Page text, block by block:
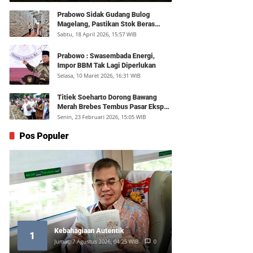
Prabowo Sidak Gudang Bulog
Magelang, Pastikan Stok Beras
Aman dan Distribusi Lancar
Sabtu, 18 April 2026, 15:57 WIB
Prabowo : Swasembada Energi,
Impor BBM Tak Lagi Diperlukan
Selasa, 10 Maret 2026, 16:31 WIB
Titiek Soeharto Dorong Bawang
Merah Brebes Tembus Pasar Ekspor,
Petani Bisa Untung Rp350 Juta per
Senin, 23 Februari 2026, 15:05 WIB
Pos Populer
1 Kebahagiaan Autentik
Jumat, 7 Agustus 2026, 04:25 WIB 0